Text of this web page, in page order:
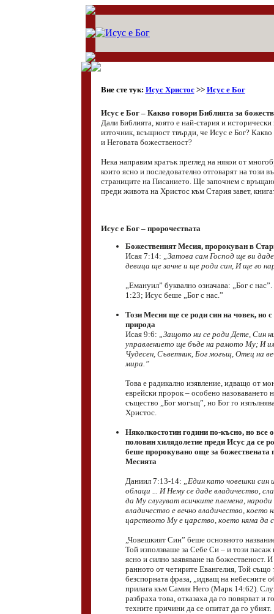
Вие сте тук: Исус Христос>> Исус е Бог
Исус е Бог – Какво говори Библията за
Дали Библията, която е най-стария и
източник, всъщност твърди, че Исус е Бог? Какво
и Неговата божественост?
Нека направим кратък преглед на някои от
които ясно и последователно отговарят на този
страниците на Писанието. Ще започнем с
преди живота на Христос към Стария завет,
Исус е Бог – пророчествата
Божественият Месия, пророкуван в
Исая 7:14: „Затова сам Господ ще ви
девица ще зачне и ще роди син, И ще го
„Емануил” буквално означава: „Бог с
1:23; Исус беше „Бог с нас.”
Този Месия ще се роди син на човек, но
природа
Исая 9:6: „Защото ни се роди Дете, Син
управлението ще бъде на рамото Му; И
Чудесен, Съветник, Бог могъщ, Отец на
мира.”
Това е радикално изявление, идващо от
еврейски пророк – особено назоваването
същество „Бог могъщ”, но Бог го
Христос.
Няколкостотин години по-късно, но все
половин хилядолетие преди Исус да се
беше пророкувано още за божествената
Месията
Даниил 7:13-14: „Един като човешки син
облаци ... И Нему се даде владичество,
да Му слугуват всичките племена,
владичество е вечно владичество, което
царството Му е царство, което няма да
„Човешкият Син” беше основното
Той използваше за Себе Си – и този пасаж
ясно и силно заявяване на божественост.
ранното от четирите Евангелия, Той също
безспорната фраза, „идващ на небесните
прилага към Самия Него (Марк 14:62).
разбраха това, отказаха да го повярват и
техните причини да се опитат да го убият.